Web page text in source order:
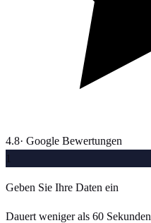
4.8· Google Bewertungen
1
Geben Sie Ihre Daten ein
Dauert weniger als 60 Sekunden